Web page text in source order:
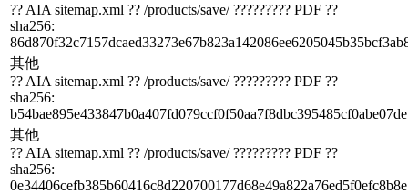
?? AIA sitemap.xml ?? /products/save/ ????????? PDF ??
sha256:
其他
?? AIA sitemap.xml ?? /products/save/ ????????? PDF ??
sha256:
其他
?? AIA sitemap.xml ?? /products/save/ ????????? PDF ??
sha256: